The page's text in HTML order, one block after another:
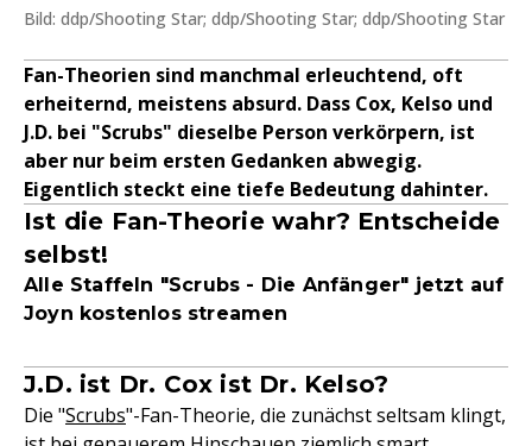
Bild: ddp/Shooting Star; ddp/Shooting Star; ddp/Shooting Star
Fan-Theorien sind manchmal erleuchtend, oft
erheiternd, meistens absurd. Dass Cox, Kelso und
J.D. bei "Scrubs" dieselbe Person verkörpern, ist
aber nur beim ersten Gedanken abwegig.
Eigentlich steckt eine tiefe Bedeutung dahinter.
Ist die Fan-Theorie wahr? Entscheide
selbst!
Alle Staffeln "Scrubs - Die Anfänger" jetzt auf
Joyn kostenlos streamen
J.D. ist Dr. Cox ist Dr. Kelso?
Die "Scrubs"-Fan-Theorie, die zunächst seltsam klingt,